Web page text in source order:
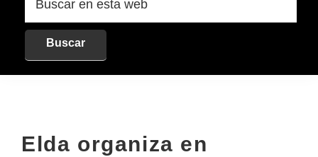
web
Elda organiza en